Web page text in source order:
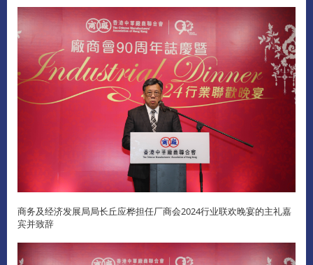
商务及经济发展局局长丘应桦担任厂商会2024行业联欢晚宴的主礼嘉
宾并致辞